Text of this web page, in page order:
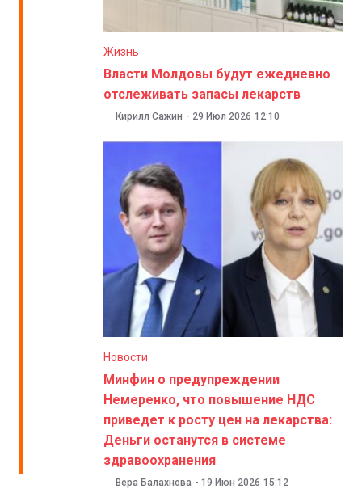
Жизнь
Власти Молдовы будут ежедневно
отслеживать запасы лекарств
Кирилл Сажин - 29 Июл 2026 12:10
Новости
Минфин о предупреждении
Немеренко, что повышение НДС
приведет к росту цен на лекарства:
Деньги останутся в системе
здравоохранения
Вера Балахнова - 19 Июн 2026 15:12